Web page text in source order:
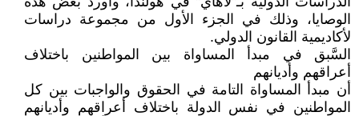
الوصايا، وذلك في الجزء الأول من مجموعة دراسات
لأكاديمية القانون الدولي.
السَّبق في مبدأ المساواة بين المواطنين باختلاف
أعراقهم وأديانهم
أن مبدأ المساواة التامة في الحقوق والواجبات بين كل
المواطنين في نفس الدولة باختلاف أعراقهم وأديانهم